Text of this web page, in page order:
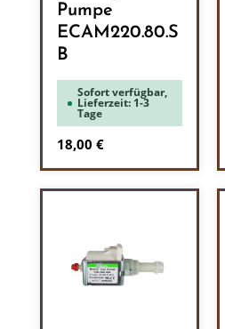
Pumpe
ECAM220.80.S
B
Sofort verfügbar,
Lieferzeit: 1-3
Tage
Regulärer Preis:
18,00 €